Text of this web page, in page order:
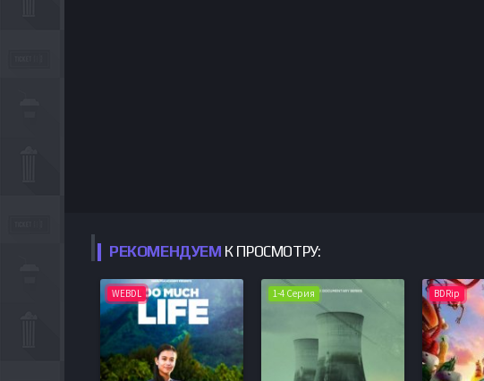
РЕКОМЕНДУЕМ К ПРОСМОТРУ:
WEBDL 1-4 Серия BDRip